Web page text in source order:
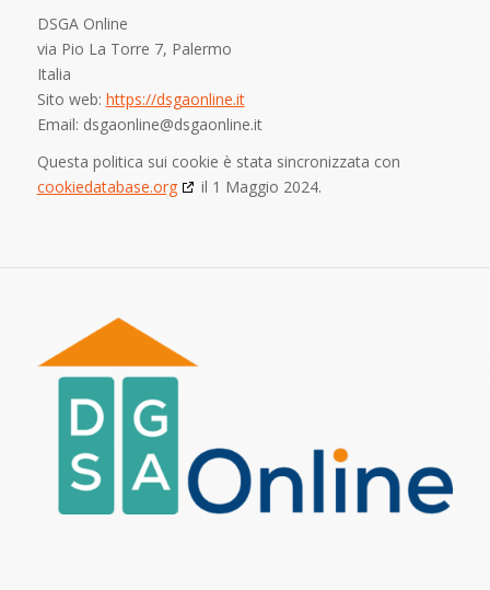
DSGA Online
via Pio La Torre 7, Palermo
Italia
Sito web: https://dsgaonline.it
Email: dsgaonline@dsgaonline.it
Questa politica sui cookie è stata sincronizzata con
cookiedatabase.org
il 1 Maggio 2024.